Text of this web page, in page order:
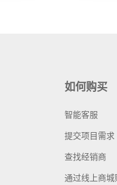
如何购买
智能客服
提交项目需求
查找经销商
通过线上商城